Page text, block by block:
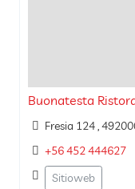
Buonatesta
Fresia 124 ,
+56 452 444627
Sitioweb